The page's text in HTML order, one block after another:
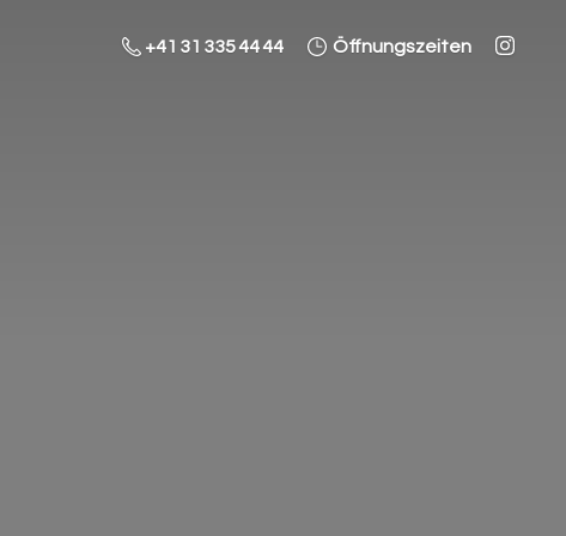
+41 31 335 44 44 Öffnungszeiten